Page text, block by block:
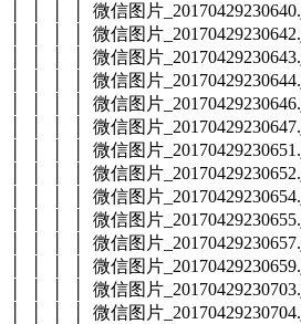
│ │ │ │ 微信图片
│ │ │ │ 微信图片
│ │ │ │ 微信图片
│ │ │ │ 微信图片
│ │ │ │ 微信图片
│ │ │ │ 微信图片
│ │ │ │ 微信图片
│ │ │ │ 微信图片
│ │ │ │ 微信图片
│ │ │ │ 微信图片
│ │ │ │ 微信图片
│ │ │ │ 微信图片
│ │ │ │ 微信图片
│ │ │ │ 微信图片